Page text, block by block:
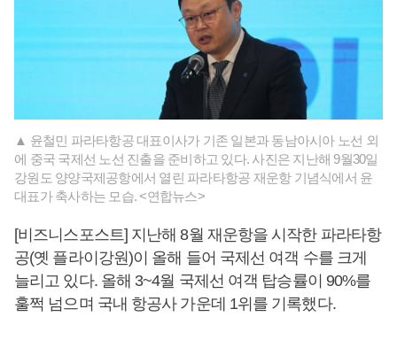
▲ 윤철민 파라타항공 대표이사가 기존 일본과 동남아시아 노선 외
에 중국 국제선 노선 진출을 준비하고 있다. 사진은 지난해 9월30일
강원도 양양국제공항에서 열린 파라타항공 재운항 기념식에서 윤
대표가 축사하는 모습. <연합뉴스>
[비즈니스포스트] 지난해 8월 재운항을 시작한 파라타항
공(옛 플라이강원)이 올해 들어 국제선 여객 수를 크게
늘리고 있다. 올해 3~4월 국제선 여객 탑승률이 90%를
훌쩍 넘으며 국내 항공사 가운데 1위를 기록했다.